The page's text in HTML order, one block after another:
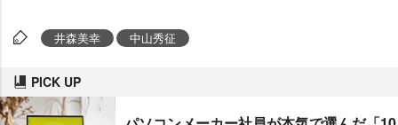
井森美幸 中山秀征
PICK UP